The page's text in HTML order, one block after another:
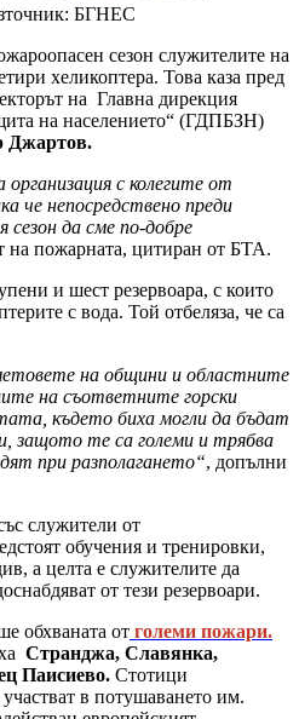
БГНЕС
сезон служителите на
хеликоптера. Това каза пред
на Главна дирекция
на населението“ (ГДПБЗН)
Джартов.
с колегите от
че непосредствено преди
да сме по-добре
на пожарната, цитиран от БТА.
и шест резервоара, с които
с вода. Той отбеляза, че са
на общини и областните
на съответните горски
където биха могли да бъдат
защото те са големи и трябва
при разполагането“, допълни
служители от
обучения и тренировки,
а целта е служителите да
от тези резервоари.
обхваната от големи пожари.
Странджа, Славянка,
Паисиево. Стотици
в потушаването им.